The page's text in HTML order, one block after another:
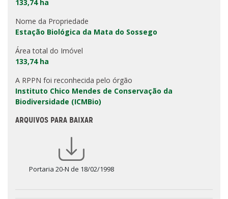
133,74 ha
Nome da Propriedade
Estação Biológica da Mata do Sossego
Área total do Imóvel
133,74 ha
A RPPN foi reconhecida pelo órgão
Instituto Chico Mendes de Conservação da
Biodiversidade (ICMBio)
ARQUIVOS PARA BAIXAR
Portaria 20-N de 18/02/1998